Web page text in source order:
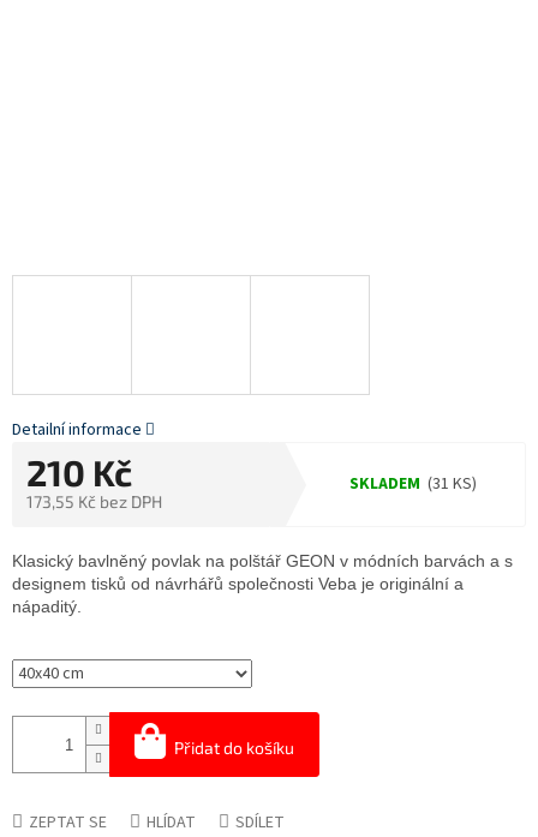
210 Kč
173,55 Kč bez DPH
SKLADEM (31 KS)
Přidat do košíku
Klasický bavlněný povlak na polštář GEON v módních barvách a s
designem tisků od návrhářů společnosti Veba je originální a
nápaditý.
Detailní informace
ZEPTAT SE HLÍDAT SDÍLET